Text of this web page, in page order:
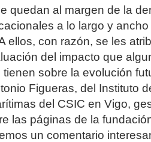
quedan al margen de la
a lo largo y
ellos, con razón, se les
del impacto que
sobre la evolución
Figueras, del Instituto
del CSIC en Vigo,
las páginas de la
un comentario